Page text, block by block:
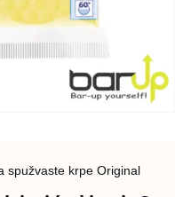
spužvaste krpe Original